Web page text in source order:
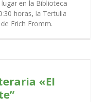
en la Biblioteca
horas, la Tertulia
Erich Fromm.
«El